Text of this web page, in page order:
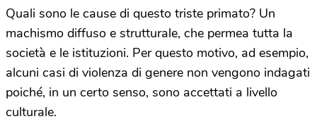
Quali sono le cause di questo triste primato? Un
machismo diffuso e strutturale, che permea tutta la
società e le istituzioni. Per questo motivo, ad esempio,
alcuni casi di violenza di genere non vengono indagati
poiché, in un certo senso, sono accettati a livello
culturale.